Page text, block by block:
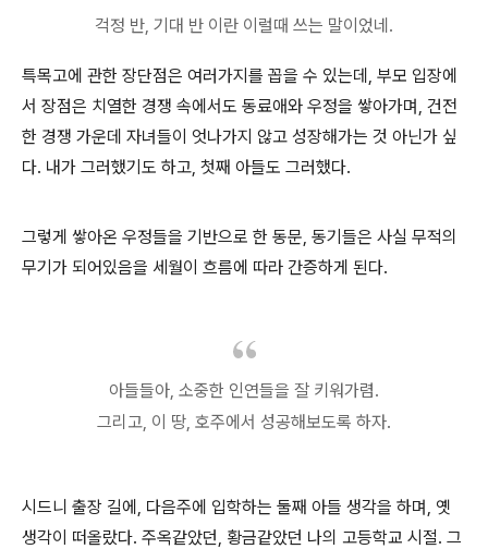
걱정 반, 기대 반 이란 이럴때 쓰는 말이었네.
특목고에 관한 장단점은 여러가지를 꼽을 수 있는데, 부모 입장에
서 장점은 치열한 경쟁 속에서도 동료애와 우정을 쌓아가며, 건전
한 경쟁 가운데 자녀들이 엇나가지 않고 성장해가는 것 아닌가 싶
다. 내가 그러했기도 하고, 첫째 아들도 그러했다.
그렇게 쌓아온 우정들을 기반으로 한 동문, 동기들은 사실 무적의
무기가 되어있음을 세월이 흐름에 따라 간증하게 된다.
아들들아, 소중한 인연들을 잘 키워가렴.
그리고, 이 땅, 호주에서 성공해보도록 하자.
시드니 출장 길에, 다음주에 입학하는 둘째 아들 생각을 하며, 옛
생각이 떠올랐다. 주옥같았던, 황금같았던 나의 고등학교 시절. 그